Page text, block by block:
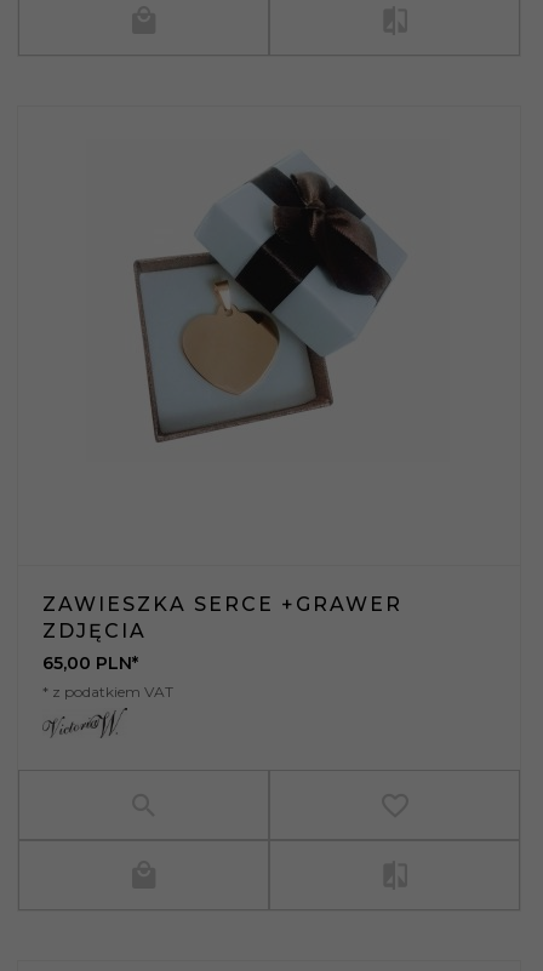
ZAWIESZKA SERCE +GRAWER
ZDJĘCIA
65,00 PLN*
* z podatkiem VAT